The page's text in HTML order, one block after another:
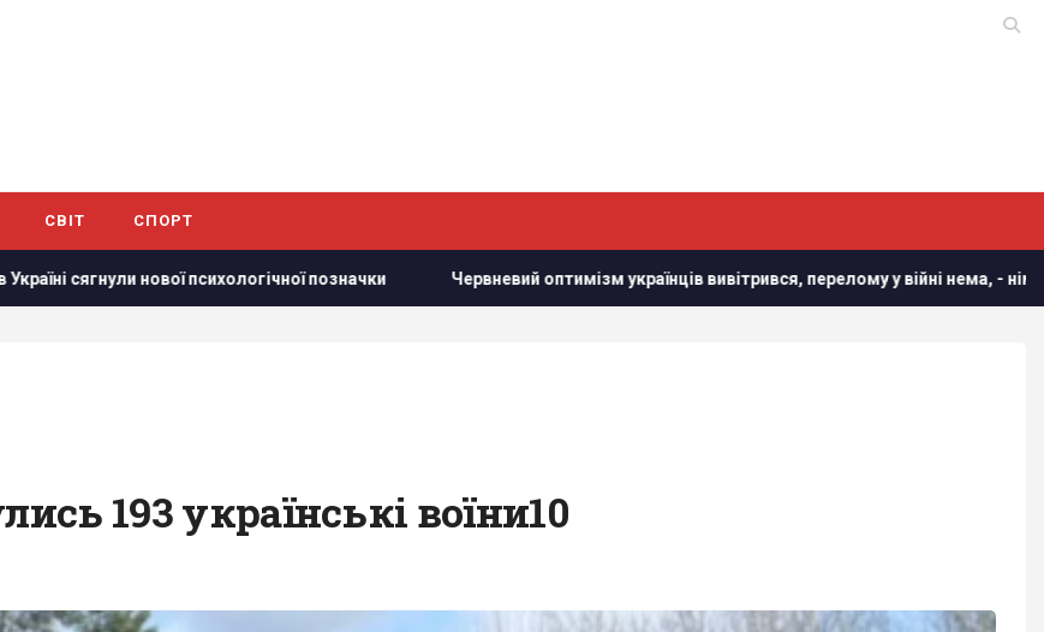
СВІТ СПОРТ
психологічної позначки Червневий оптимізм українців вивітрився, перелому у війні нема, - німецький оглядач
193 українські воїни10